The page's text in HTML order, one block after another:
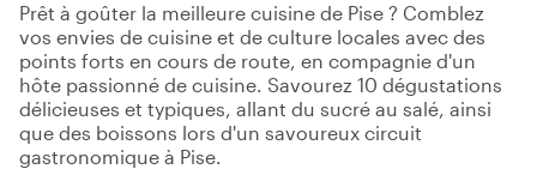
Prêt à goûter la meilleure cuisine de Pise ? Comblez
vos envies de cuisine et de culture locales avec des
points forts en cours de route, en compagnie d'un
hôte passionné de cuisine. Savourez 10 dégustations
délicieuses et typiques, allant du sucré au salé, ainsi
que des boissons lors d'un savoureux circuit
gastronomique à Pise.